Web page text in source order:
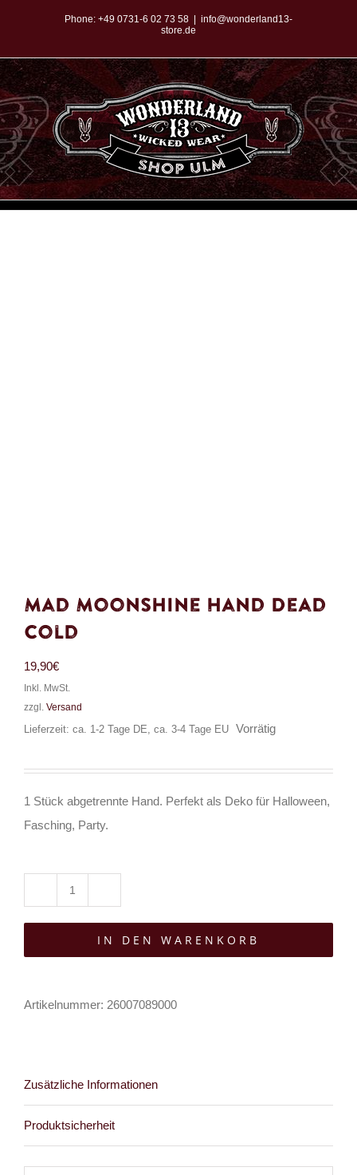
springen
Phone: +49 0731-6 02 73 58
info@wonderland13-
store.de
Mad Moonshine Hand Dead
Cold
19,90€
Inkl. MwSt.
zzgl. Versand
Lieferzeit: ca. 1-2 Tage DE, ca. 3-4 Tage EU
Vorrätig
1 Stück abgetrennte Hand. Perfekt als Deko für Halloween,
Fasching, Party.
Moonshine
Hand
IN DEN WARENKORB
Artikelnummer: 26007089000
Zusätzliche Informationen
Produktsicherheit